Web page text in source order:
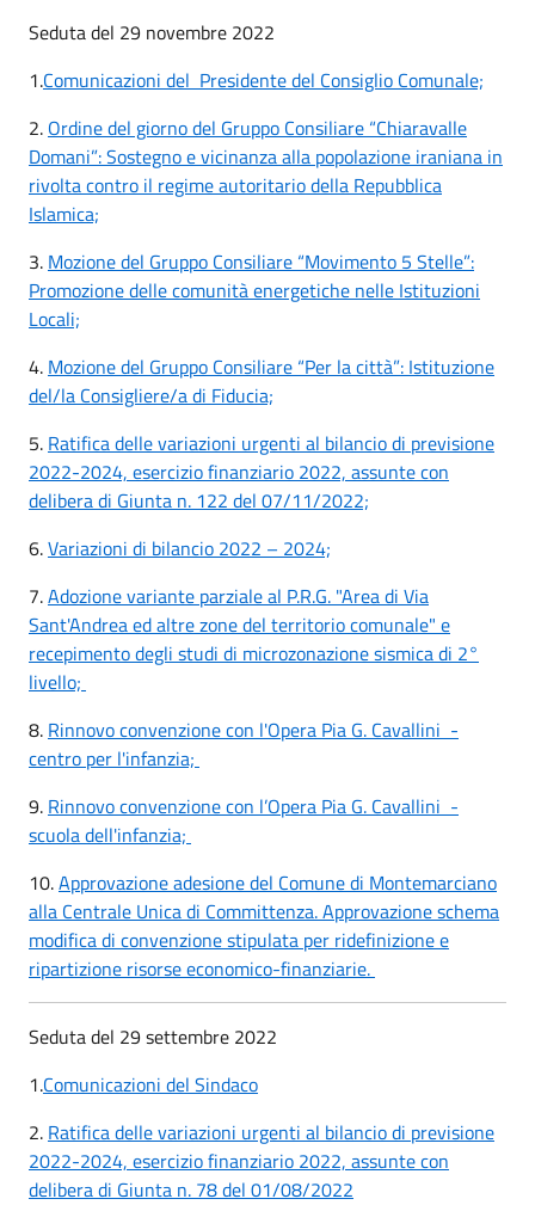
Seduta del 29 novembre 2022
1.Comunicazioni del Presidente del Consiglio Comunale;
2. Ordine del giorno del Gruppo Consiliare “Chiaravalle
Domani”: Sostegno e vicinanza alla popolazione iraniana in
rivolta contro il regime autoritario della Repubblica
Islamica;
3. Mozione del Gruppo Consiliare “Movimento 5 Stelle”:
Promozione delle comunità energetiche nelle Istituzioni
Locali;
4. Mozione del Gruppo Consiliare “Per la città”: Istituzione
del/la Consigliere/a di Fiducia;
5. Ratifica delle variazioni urgenti al bilancio di previsione
2022-2024, esercizio finanziario 2022, assunte con
delibera di Giunta n. 122 del 07/11/2022;
6.Variazioni di bilancio 2022 – 2024;
7.Adozione variante parziale al P.R.G. "Area di Via
Sant'Andrea ed altre zone del territorio comunale" e
recepimento degli studi di microzonazione sismica di 2°
livello;
8. Rinnovo convenzione con l'Opera Pia G. Cavallini -
centro per l'infanzia;
9. Rinnovo convenzione con l’Opera Pia G. Cavallini -
scuola dell'infanzia;
10.Approvazione adesione del Comune di Montemarciano
alla Centrale Unica di Committenza. Approvazione schema
modifica di convenzione stipulata per ridefinizione e
ripartizione risorse economico-finanziarie.
​​​​​​Seduta del 29 settembre 2022
1.Comunicazioni del Sindaco
2. Ratifica delle variazioni urgenti al bilancio di previsione
2022-2024, esercizio finanziario 2022, assunte con
delibera di Giunta n. 78 del 01/08/2022